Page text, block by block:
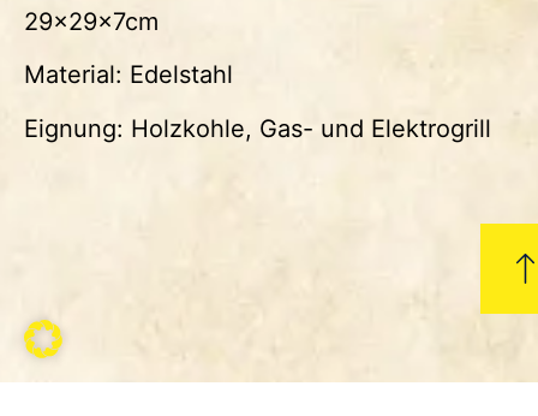
29x29x7cm
Material: Edelstahl
Eignung: Holzkohle, Gas- und Elektrogrill